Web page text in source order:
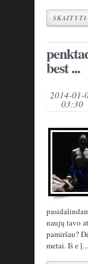
SKAITYTI
best ...
2014-01-
03:30
naujų tavo
pamiršau?
metai. Iš e